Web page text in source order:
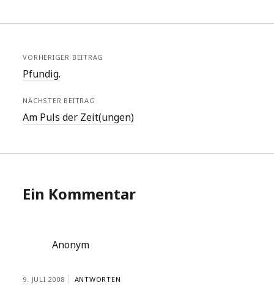
VORHERIGER BEITRAG
Pfundig.
NÄCHSTER BEITRAG
Am Puls der Zeit(ungen)
Ein Kommentar
Anonym
9. JULI 2008 ANTWORTEN